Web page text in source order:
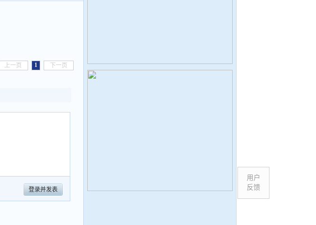
上一页 1 下一页
登录并发表
用户
反馈